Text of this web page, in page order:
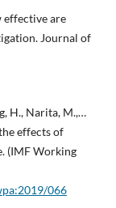
effective are
Journal of
H., Narita, M.,…
effects of
(IMF Working
066